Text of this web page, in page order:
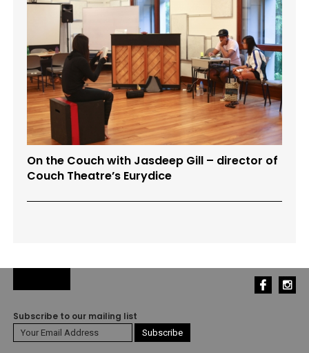
On the Couch with Jasdeep Gill – director of
Couch Theatre’s Eurydice
Subscribe to our mailing list